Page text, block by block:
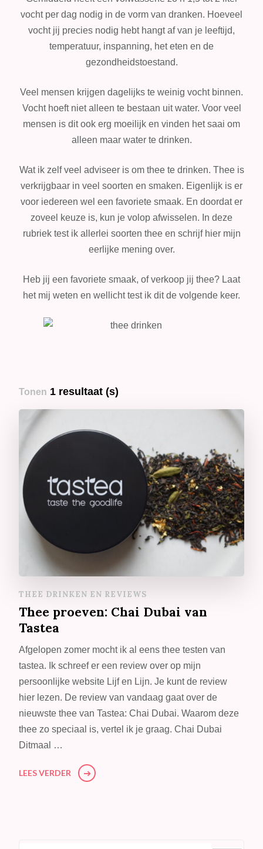
vocht per dag nodig in de vorm van dranken. Hoeveel
vocht jij precies nodig hebt hangt af van je leeftijd,
temperatuur, inspanning, het eten en de
gezondheidstoestand.
Veel mensen krijgen dagelijks te weinig vocht binnen.
Vocht hoeft niet alleen te bestaan uit water. Voor veel
mensen is dit ook erg moeilijk en vinden het saai om
alleen maar water te drinken.
Wat ik zelf veel adviseer is om thee te drinken. Thee is
verkrijgbaar in veel soorten en smaken. Eigenlijk is er
voor iedereen wel een favoriete smaak. En doordat er
zoveel keuze is, kun je volop afwisselen. In deze
rubriek test ik allerlei soorten thee en schrijf hier mijn
eerlijke mening over.
Heb jij een favoriete smaak, of verkoop jij thee? Laat
het mij weten en wellicht test ik dit de volgende keer.
Tonen 1 resultaat (s)
THEE DRINKEN EN REVIEWS
Thee proeven: Chai Dubai van
Tastea
Afgelopen zomer mocht ik al eens thee testen van
tastea. Ik schreef er een review over op mijn
persoonlijke website Lijf en Lijn. Je kunt de review
hier lezen. De review van vandaag gaat over de
nieuwste thee van Tastea: Chai Dubai. Waarom deze
thee zo speciaal is, vertel ik je graag. Chai Dubai
Ditmaal …
LEES VERDER